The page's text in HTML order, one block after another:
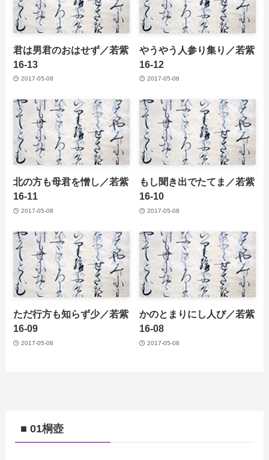
君は男君のおはせず／若紫
16-13
2017-05-08
やうやう人参り集り／若紫
16-12
2017-05-08
北の方も母君を憎し／若紫
16-11
2017-05-08
もし聞き出でたてま／若紫
16-10
2017-05-08
ただ行方も知らず少／若紫
16-09
2017-05-08
かのとまりにし人び／若紫
16-08
2017-05-08
■ 01桐壺